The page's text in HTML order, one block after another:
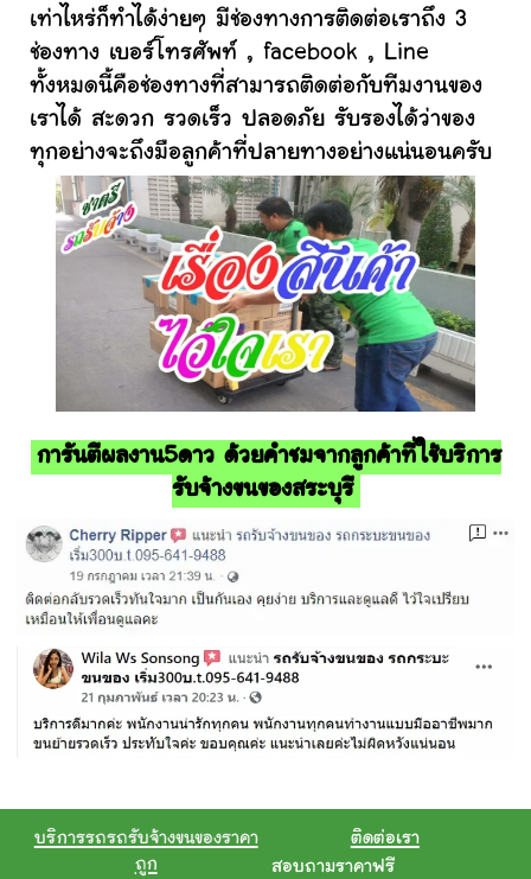
เท่าไหร่ก็ทำได้ง่ายๆ มีช่องทางการติดต่อเราถึง 3
ช่องทาง เบอร์โทรศัพท์ , facebook , Line
ทั้งหมดนี้คือช่องทางที่สามารถติดต่อกับทีมงานของ
เราได้ สะดวก รวดเร็ว ปลอดภัย รับรองได้ว่าของ
ทุกอย่างจะถึงมือลูกค้าที่ปลายทางอย่างแน่นอนครับ
การันตีผลงาน5ดาว ด้วยคำชมจากลูกค้าที่ใช้บริการ
รับจ้างขนของสระบุรี
บริการรถรถรับจ้างขนของราคา
ถูก
ติดต่อเรา
สอบถามราคาฟรี